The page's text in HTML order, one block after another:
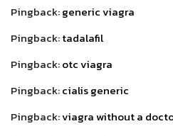
Pingback:generic viagra
Pingback:tadalafil
Pingback:otc viagra
Pingback:cialis generic
Pingback:viagra without a